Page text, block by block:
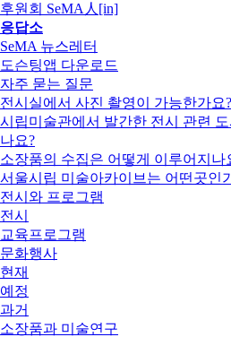
후원회 SeMA人[in]
응답소
SeMA 뉴스레터
도슨팅앱 다운로드
자주 묻는 질문
전시실에서 사진 촬영이 가능한가요?
시립미술관에서 발간한 전시 관련
나요?
소장품의 수집은 어떻게 이루어지나
서울시립 미술아카이브는 어떤곳인
전시와 프로그램
전시
교육프로그램
문화행사
현재
예정
과거
소장품과 미술연구